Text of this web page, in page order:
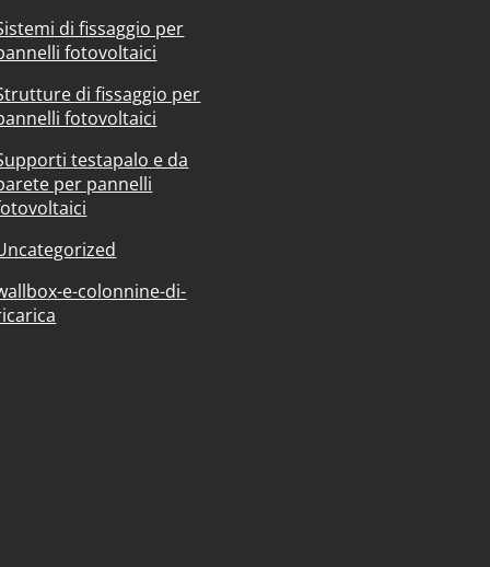
di fissaggio per
fotovoltaici
di fissaggio per
fotovoltaici
testapalo e da
per pannelli
e-colonnine-di-